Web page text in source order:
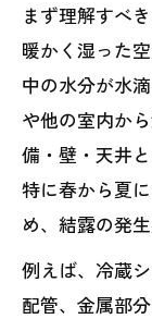
まず理解すべ
暖かく湿った
中の水分が水
や他の室内か
備・壁・天井
特に春から夏
め、結露の発
例えば、冷蔵
配管、金属部